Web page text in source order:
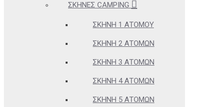
ΣΚΗΝΈΣ CAMPING
ΣΚΗΝΉ 1 ΑΤΌΜΟΥ
ΣΚΗΝΉ 2 ΑΤΌΜΩΝ
ΣΚΗΝΉ 3 ΑΤΌΜΩΝ
ΣΚΗΝΉ 4 ΑΤΌΜΩΝ
ΣΚΗΝΉ 5 ΑΤΌΜΩΝ